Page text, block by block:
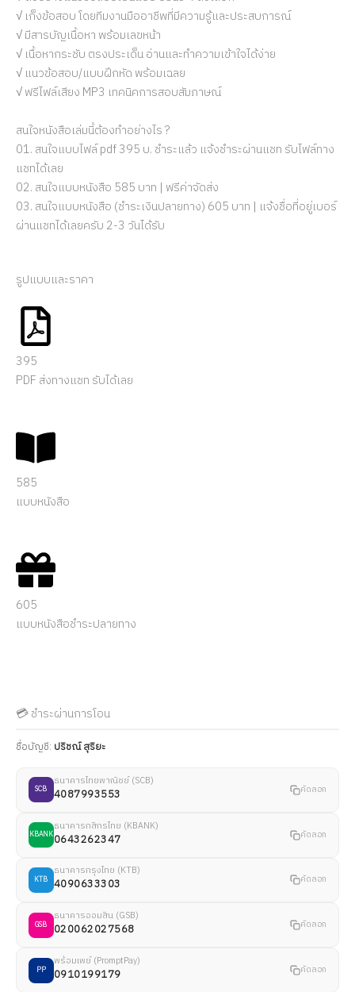
√ เก็งข้อสอบ โดยทีมงานมืออาชีพที่มีความรู้และประสบการณ์
√ มีสารบัญเนื้อหา พร้อมเลขหน้า
√ เนื้อหากระชับ ตรงประเด็น อ่านและทำความเข้าใจได้ง่าย
√ แนวข้อสอบ/แบบฝึกหัด พร้อมเฉลย
√ ฟรีไฟล์เสียง MP3 เทคนิคการสอบสัมภาษณ์
สนใจหนังสือเล่มนี้ต้องทำอย่างไร ?
01. สนใจแบบไฟล์ pdf 395 บ. ชำระแล้ว แจ้งชำระผ่านแชท รับไฟล์ทาง
แชทได้เลย
02. สนใจแบบหนังสือ 585 บาท | ฟรีค่าจัดส่ง
03. สนใจแบบหนังสือ (ชำระเงินปลายทาง) 605 บาท | แจ้งชื่อที่อยู่เบอร์
ผ่านแชทได้เลยครับ 2-3 วันได้รับ
รูปแบบและราคา
395
PDF ส่งทางแชท รับได้เลย
585
แบบหนังสือ
605
แบบหนังสือชำระปลายทาง
💳 ชำระผ่านการโอน
ชื่อบัญชี: ปริชณ์ สุริยะ
SCB
ธนาคารไทยพาณิชย์ (SCB)
4087993553 คัดลอก
KBANK
ธนาคารกสิกรไทย (KBANK)
0643262347 คัดลอก
KTB
ธนาคารกรุงไทย (KTB)
4090633303 คัดลอก
GSB
ธนาคารออมสิน (GSB)
020062027568 คัดลอก
PP
พร้อมเพย์ (PromptPay)
0910199179 คัดลอก